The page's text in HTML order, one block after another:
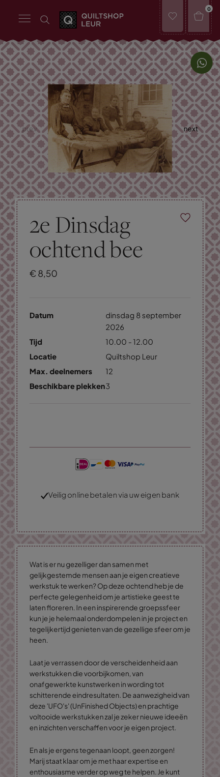
0
prev next
2e Dinsdag
ochtend bee
€ 8,50
Datum
dinsdag 8 september
2026
Tijd
10.00 - 12.00
Locatie
Quiltshop Leur
Max. deelnemers
12
Beschikbare plekken3
Veilig online betalen via uw eigen bank
Wat is er nu gezelliger dan samen met
gelijkgestemde mensen aan je eigen creatieve
werkstuk te werken? Op deze ochtend heb je de
perfecte gelegenheid om je artistieke geest te
laten floreren. In een inspirerende groepssfeer
kun je je helemaal onderdompelen in je project en
tegelijkertijd genieten van de gezellige sfeer om je
heen.
Laat je verrassen door de verscheidenheid aan
werkstukken die voorbijkomen, van
onafgewerkte kunstwerken in wording tot
schitterende eindresultaten. De aanwezigheid van
deze 'UFO's' (UnFinished Objects) en prachtige
voltooide werkstukken zal je zeker nieuwe ideeën
en inzichten verschaffen voor je eigen project.
En als je ergens tegenaan loopt, geen zorgen!
Marij staat klaar om je met haar expertise en
enthousiasme verder op weg te helpen. Je kunt